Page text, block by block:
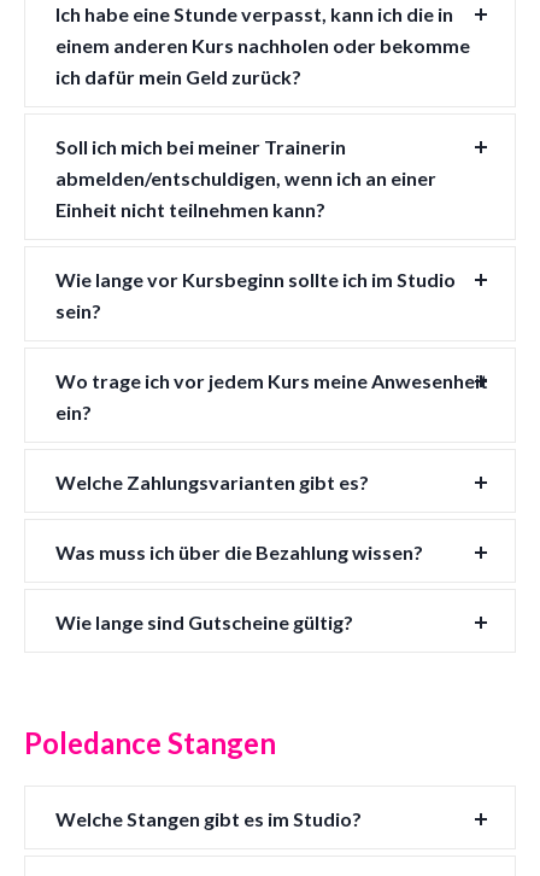
Ich habe eine Stunde verpasst, kann ich die in
einem anderen Kurs nachholen oder bekomme
ich dafür mein Geld zurück?
Soll ich mich bei meiner Trainerin
abmelden/entschuldigen, wenn ich an einer
Einheit nicht teilnehmen kann?
Wie lange vor Kursbeginn sollte ich im Studio
sein?
Wo trage ich vor jedem Kurs meine Anwesenheit
ein?
Welche Zahlungsvarianten gibt es?
Was muss ich über die Bezahlung wissen?
Wie lange sind Gutscheine gültig?
Poledance Stangen
Welche Stangen gibt es im Studio?